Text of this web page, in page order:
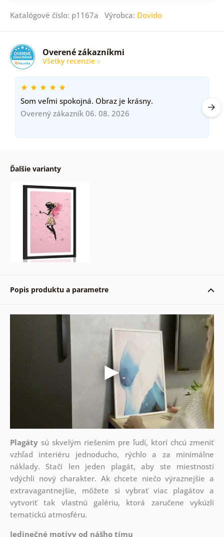
Katalógové číslo: p1167a Výrobca: Dovido
Overené zákazníkmi
Všetky recenzie
Som veľmi spokojná. Obraz je krásny.
Overený zákazník 06. 08. 2026
Ďalšie varianty
Popis produktu a parametre
Plagátysú skvelým riešením pre ľudí, ktorí chcú zmeniť
vzhľad interiéru jednoducho, rýchlo a za minimálne
náklady. Stačí len jeden plagát, aby ste miestnosti
vdýchli nový charakter. Ak chcete niečo výraznejšie a
extravagantnejšie, môžete si vybrať viac plagátov a
vytvoriť tak vlastnú galériu, ktorá zaručene vykúzli
tematickú atmosféru.
Jedinečné motívy od nášho tímu